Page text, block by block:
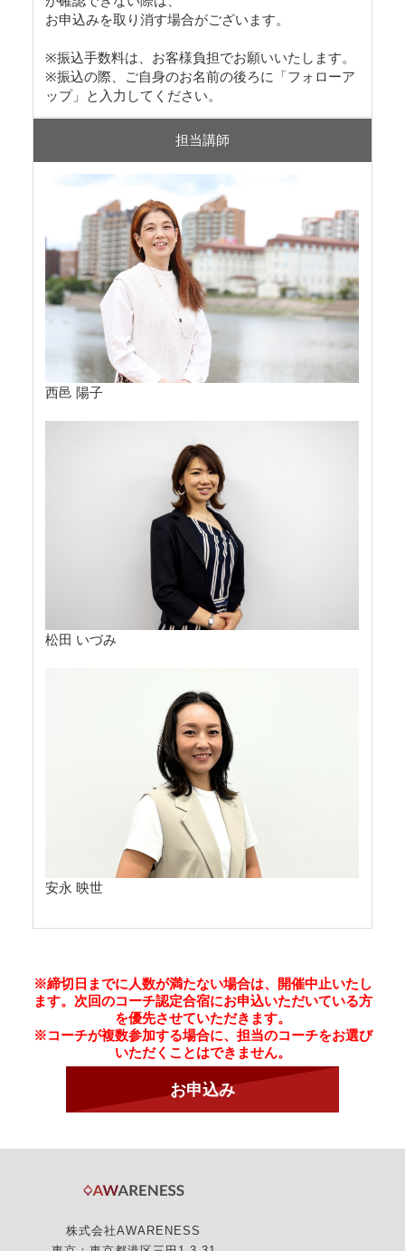
お申込みを取り消す場合がございます。
※振込手数料は、お客様負担でお願いいたします。
※振込の際、ご自身のお名前の後ろに「フォローア
ップ」と入力してください。
担当講師
西邑 陽子
松田 いづみ
安永 映世
※締切日までに人数が満たない場合は、開催中止いたし
ます。次回のコーチ認定合宿にお申込いただいている方
を優先させていただきます。
※コーチが複数参加する場合に、担当のコーチをお選び
いただくことはできません。
株式会社AWARENESS